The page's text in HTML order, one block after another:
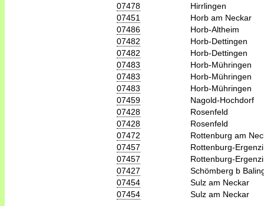
07478
Hirrlingen
07451
Horb am Neckar
07486
Horb-Altheim
07482
Horb-Dettingen
07482
Horb-Dettingen
07483
Horb-Mühringen
07483
Horb-Mühringen
07483
Horb-Mühringen
07459
Nagold-Hochdorf
07428
Rosenfeld
07428
Rosenfeld
07472
Rottenburg am
07457
Rottenburg-
07457
Rottenburg-
07427
Schömberg b
07454
Sulz am Neckar
07454
Sulz am Neckar